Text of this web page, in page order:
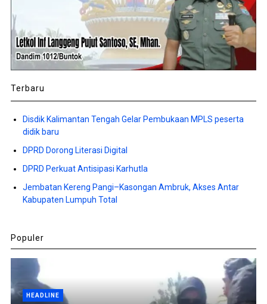
Terbaru
Disdik Kalimantan Tengah Gelar Pembukaan MPLS peserta
didik baru
DPRD Dorong Literasi Digital
DPRD Perkuat Antisipasi Karhutla
Jembatan Kereng Pangi–Kasongan Ambruk, Akses Antar
Kabupaten Lumpuh Total
Populer
HEADLINE